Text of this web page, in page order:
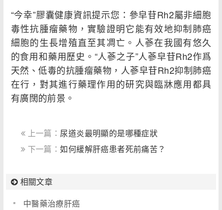
“今幸”膠囊健康資訊提示您：參皁苷Rh2屬非細胞
毒性抗腫瘤藥物，實驗證明它能有效地抑制肺癌
細胞的生長增殖直至其凋亡。人蔘在我國有悠久
的食用和藥用歷史。“人蔘之子”人蔘皁苷Rh2作爲
天然、低毒的抗腫瘤藥物，人蔘皁苷Rh2抑制肺癌
在行，對其進行藥理作用的研究與臨牀應用都具
有廣闊的前景。
上一篇： 尿道炎最明顯的是哪種症狀
下一篇：如何緩解肝癌患者死前痛苦？
相關文章
中醫藥治療肝癌